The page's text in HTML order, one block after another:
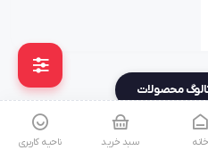
محصولات
خانه سبد خرید ناحیه کاربری